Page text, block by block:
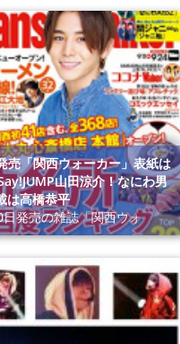
売「関西ウォーカー」表紙は
山田涼介！なにわ男
は高橋恭平
発売の雑誌「関西ウォ